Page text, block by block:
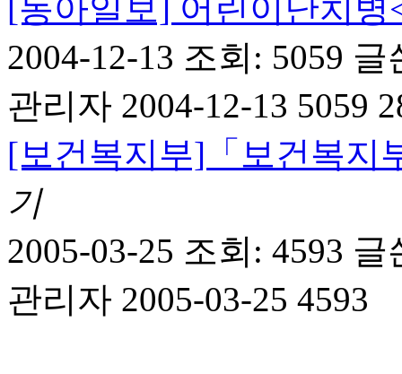
[동아일보] 어린이난치
2004-12-13 조회: 5059 글
관리자 2004-12-13 5059
[보건복지부]「보건복지
기
2005-03-25 조회: 4593 글
관리자 2005-03-25 4593